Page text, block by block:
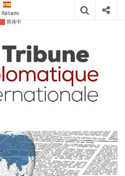
Italiano
简体中
La Tribune
Diplomatique